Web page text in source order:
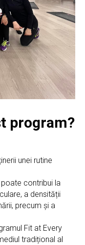
program?
unei rutine
contribui la
a densității
precum și a
Fit at Every
tradițional al